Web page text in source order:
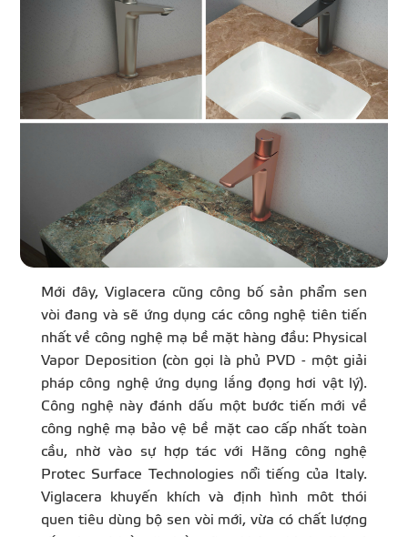
Mới đây, Viglacera cũng công bố sản phẩm sen
vòi đang và sẽ ứng dụng các công nghệ tiên tiến
nhất về công nghệ mạ bề mặt hàng đầu: Physical
Vapor Deposition (còn gọi là phủ PVD - một giải
pháp công nghệ ứng dụng lắng đọng hơi vật lý).
Công nghệ này đánh dấu một bước tiến mới về
công nghệ mạ bảo vệ bề mặt cao cấp nhất toàn
cầu, nhờ vào sự hợp tác với Hãng công nghệ
Protec Surface Technologies nổi tiếng của Italy.
Viglacera khuyến khích và định hình môt thói
quen tiêu dùng bộ sen vòi mới, vừa có chất lượng